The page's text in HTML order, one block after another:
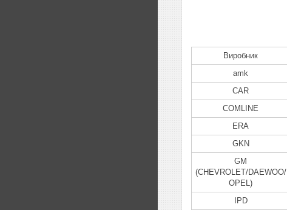
Виробник
amk
CAR
COMLINE
ERA
GKN
GM
(CHEVROLET/DAEWOO/
OPEL)
IPD